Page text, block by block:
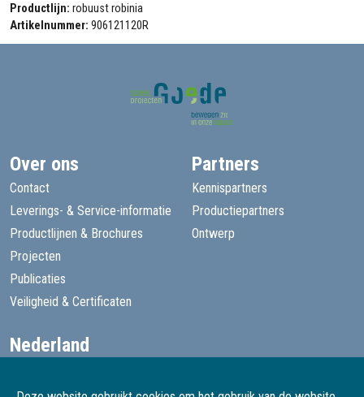
Productlijn: robuust robinia
Artikelnummer: 906121120R
Over ons
Contact
Leverings- & Service-informatie
Productlijnen & Brochures
Projecten
Publicaties
Veiligheid & Certificaten
Partners
Kennispartners
Productiepartners
Ontwerp
Nederland